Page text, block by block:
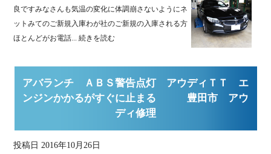
良ですみなさんも気温の変化に体調崩さないようにネ
ットみてのご新規入庫わが社のご新規の入庫される方
ほとんどがお電話...続きを読む
アバランチ ＡＢＳ警告点灯 アウディＴＴ エ
ンジンかかるがすぐに止まる 豊田市 アウ
ディ修理
投稿日 2016年10月26日